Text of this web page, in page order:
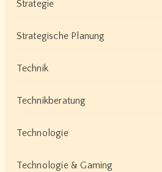
Strategie
Strategische Planung
Technik
Technikberatung
Technologie
Technologie & Gaming